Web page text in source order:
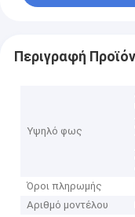
Περιγραφή
Υψηλό φως
Όροι πληρωμής
Αριθμό μοντέλου